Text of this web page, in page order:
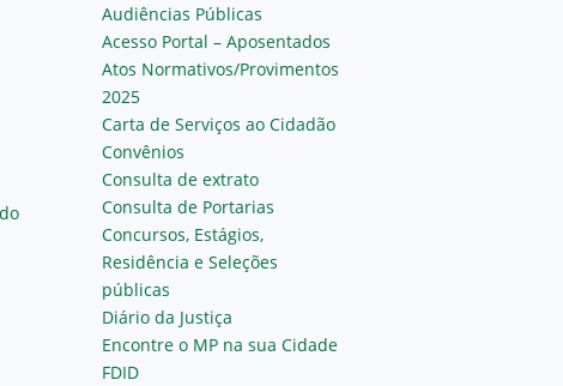
Audiências Públicas
Acesso Portal – Aposentados
Atos Normativos/Provimentos
2025
Carta de Serviços ao Cidadão
Convênios
Consulta de extrato
Consulta de Portarias
Concursos, Estágios,
Residência e Seleções
públicas
Diário da Justiça
Encontre o MP na sua Cidade
FDID